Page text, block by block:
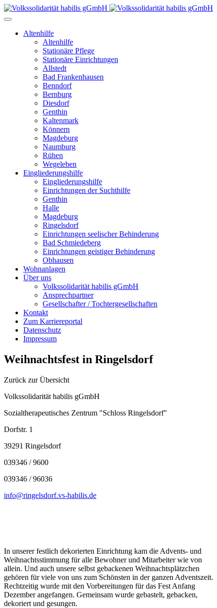
Altenhilfe
Altenhilfe
Stationäre Pflege
Stationäre Einrichtungen
Allstedt
Bad Frankenhausen
Benndorf
Bernburg
Diesdorf
Genthin
Kaltenmark
Könnern
Magdeburg
Naumburg
Rühen
Wegeleben
Eingliederungshilfe
Eingliederungshilfe
Einrichtungen der Suchthilfe
Genthin
Halle
Magdeburg
Ringelsdorf
Einrichtungen seelischer Behinderung
Bad Schmiedeberg
Einrichtungen geistiger Behinderung
Obhausen
Wohnanlagen
Über uns
Volkssolidarität habilis gGmbH
Ansprechpartner
Gesellschafter / Tochtergesellschaften
Kontakt
Zum Karriereportal
Datenschutz
Impressum
Weihnachtsfest in Ringelsdorf
Zurück zur Übersicht
Volkssolidarität habilis gGmbH
Sozialtherapeutisches Zentrum "Schloss Ringelsdorf"
Dorfstr. 1
39291 Ringelsdorf
039346 / 9600
039346 / 96036
info@ringelsdorf.vs-habilis.de
In unserer festlich dekorierten Einrichtung kam die Advents- und
Weihnachtsstimmung für alle Bewohner und Mitarbeiter wie von
allein. Und auch unsere selbst gebackenen Weihnachtsplätzchen
gehören für viele von uns zum Schönsten in der ganzen Adventszeit.
Rechtzeitig wurde mit den Vorbereitungen für das Fest Anfang
Dezember angefangen. Gemeinsam wurde gebastelt, gebacken,
dekoriert und gesungen.